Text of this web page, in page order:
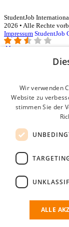
StudentJob
2026 • Alle Rechte
Impressum StudentJob
Login für
E-Mail*
Passwort
Angemeldet
Passwort vergessen?
Kostenloses
Wenn Sie sich
passenden
Wir verwenden
Website zu
stimmen Sie der
ALLE